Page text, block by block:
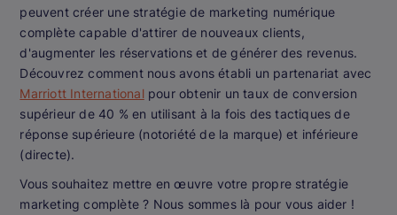
peuvent créer une stratégie de marketing numérique
complète capable d'attirer de nouveaux clients,
d'augmenter les réservations et de générer des revenus.
Découvrez comment nous avons établi un partenariat avec
Marriott Internationalpour obtenir un taux de conversion
supérieur de 40 % en utilisant à la fois des tactiques de
réponse supérieure (notoriété de la marque) et inférieure
(directe).
Vous souhaitez mettre en œuvre votre propre stratégie
marketing complète ? Nous sommes là pour vous aider !